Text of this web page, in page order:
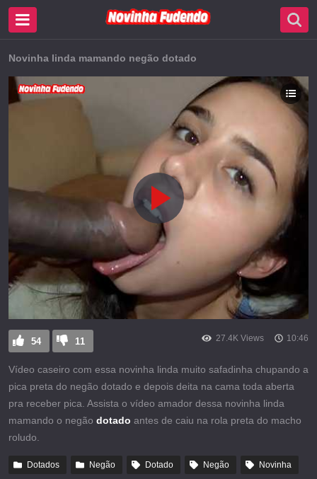
Novinha linda mamando negão dotado
54 11 27.4K Views 10:46
Vídeo caseiro com essa novinha linda muito safadinha chupando a
pica preta do negão dotado e depois deita na cama toda aberta
pra receber pica. Assista o vídeo amador dessa novinha linda
mamando o negão dotado antes de caiu na rola preta do macho
roludo.
Dotados Negão Dotado Negão Novinha